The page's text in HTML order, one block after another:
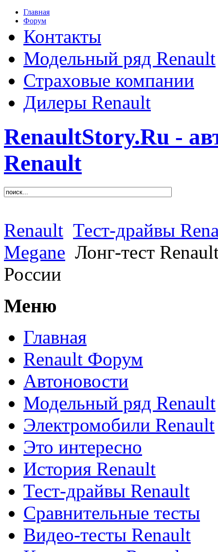
Главная
Форум
Контакты
Модельный ряд Renault
Страховые компании
Дилеры Renault
RenaultStory.Ru -
Renault
Renault Тест-драйвы
Megane Лонг-тест
России
Меню
Главная
Renault Форум
Автоновости
Модельный ряд Renault
Электромобили Renault
Это интересно
История Renault
Тест-драйвы Renault
Сравнительные тесты
Видео-тесты Renault